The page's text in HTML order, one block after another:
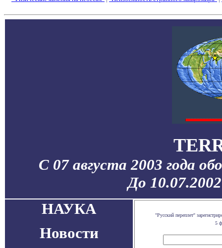
С 07 августа 2003 года
До
НАУКА
Новости
"Русский переплет"
5